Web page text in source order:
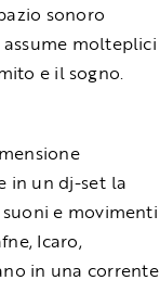
sonoro
molteplici
e il sogno.
in un dj-set la
e movimenti
Icaro,
in una corrente